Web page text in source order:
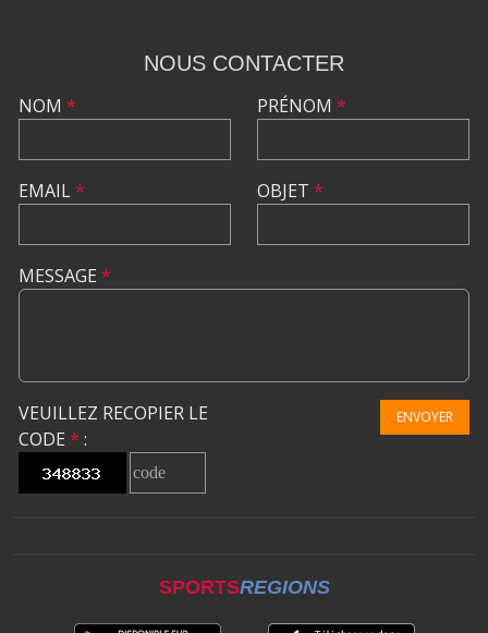
NOUS CONTACTER
NOM *
EMAIL*
PRÉNOM *
OBJET *
MESSAGE *
VEUILLEZ RECOPIER LE
CODE * :
ENVOYER
SPORTSREGIONS